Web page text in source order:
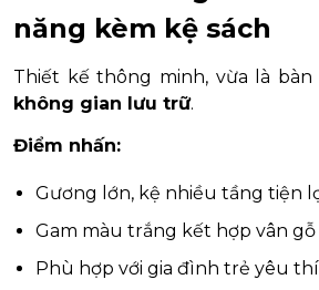
năng kèm kệ sách
Thiết kế thông minh, vừa là
không gian lưu trữ.
Điểm nhấn:
Gương lớn, kệ nhiều tầng tiện
Gam màu trắng kết hợp vân
Phù hợp với gia đình trẻ yêu